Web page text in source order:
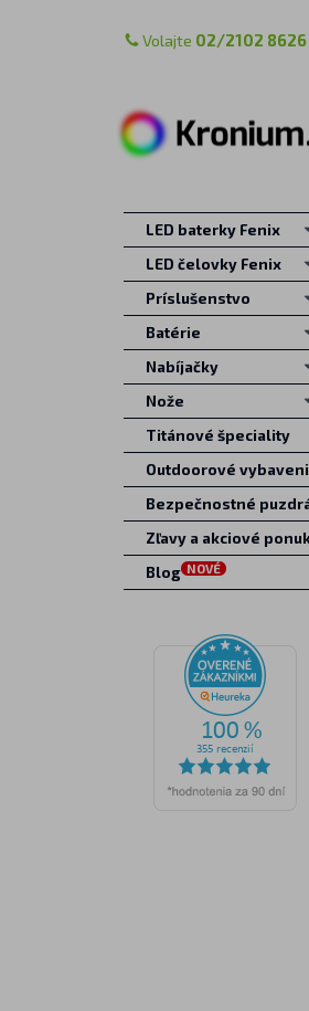
Volajte 02/2102 8626
LED baterky Fenix
LED čelovky Fenix
Príslušenstvo
Batérie
Nabíjačky
Nože
Titánové špeciality
Outdoorové
Bezpečnostné
Zľavy a akciové
Blog NOVÉ